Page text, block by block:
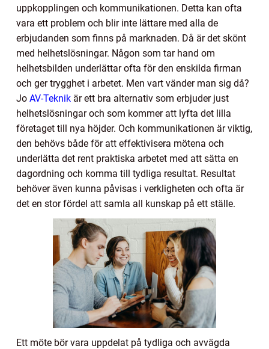
uppkopplingen och kommunikationen. Detta kan ofta
vara ett problem och blir inte lättare med alla de
erbjudanden som finns på marknaden. Då är det skönt
med helhetslösningar. Någon som tar hand om
helhetsbilden underlättar ofta för den enskilda firman
och ger trygghet i arbetet. Men vart vänder man sig då?
Jo AV-Teknik är ett bra alternativ som erbjuder just
helhetslösningar och som kommer att lyfta det lilla
företaget till nya höjder. Och kommunikationen är viktig,
den behövs både för att effektivisera mötena och
underlätta det rent praktiska arbetet med att sätta en
dagordning och komma till tydliga resultat. Resultat
behöver även kunna påvisas i verkligheten och ofta är
det en stor fördel att samla all kunskap på ett ställe.
Ett möte bör vara uppdelat på tydliga och avvägda